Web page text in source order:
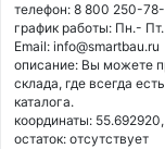
телефон: 8 800 250-
график работы: Пн.-
Email: info@smartbau.ru
описание: Вы можете
склада, где всегда
каталога.
координаты:
остаток: отсутствует